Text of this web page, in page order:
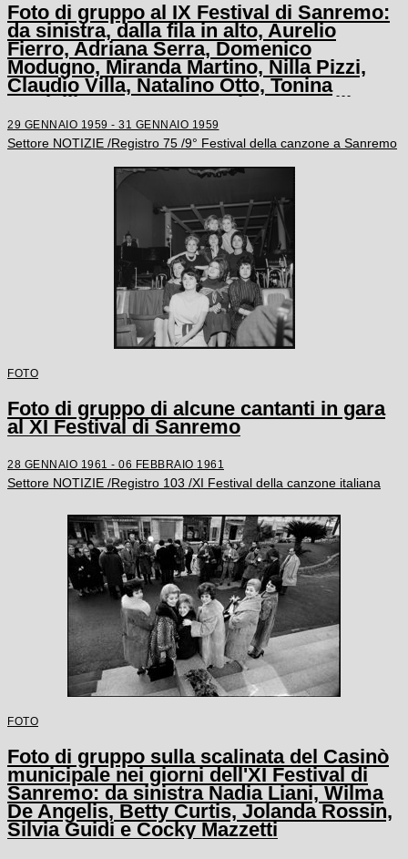
Foto di gruppo al IX Festival di Sanremo:
da sinistra, dalla fila in alto, Aurelio
Fierro, Adriana Serra, Domenico
Modugno, Miranda Martino, Nilla Pizzi,
Claudio Villa, Natalino Otto, Tonina
Torrielli, Arturo Testa, Johnny Dorelli,
Anna D'Amico, Teddy Reno, Gino Latilla,
Achille Togliani, Betty Curtis, Enzo
29 GENNAIO 1959 - 31 GENNAIO 1959
Settore NOTIZIE /Registro 75 /9° Festival della canzone a Sanremo
FOTO
Foto di gruppo di alcune cantanti in gara
al XI Festival di Sanremo
28 GENNAIO 1961 - 06 FEBBRAIO 1961
Settore NOTIZIE /Registro 103 /XI Festival della canzone italiana
FOTO
Foto di gruppo sulla scalinata del Casinò
municipale nei giorni dell'XI Festival di
Sanremo: da sinistra Nadia Liani, Wilma
De Angelis, Betty Curtis, Jolanda Rossin,
Silvia Guidi e Cocky Mazzetti